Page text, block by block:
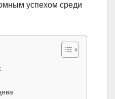
успехом среди